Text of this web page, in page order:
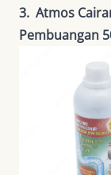
3. Atmos
Pembuangan